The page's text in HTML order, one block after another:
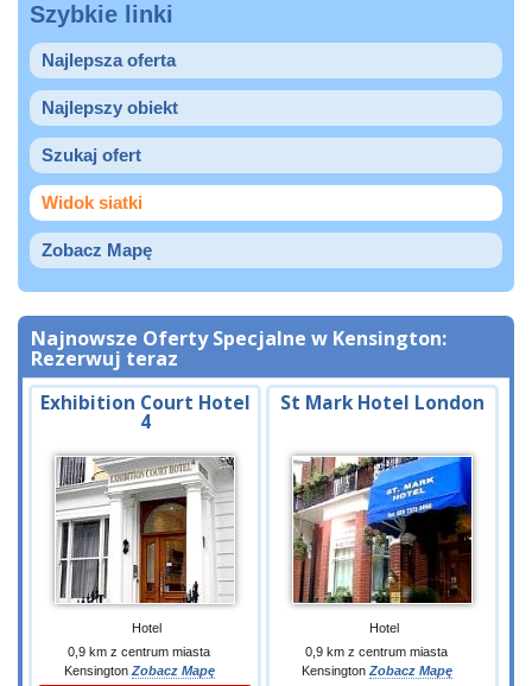
Szybkie linki
Najlepsza oferta
Najlepszy obiekt
Szukaj ofert
Widok siatki
Zobacz Mapę
Najnowsze Oferty Specjalne w Kensington:
Rezerwuj teraz
Exhibition Court Hotel
4
Hotel
0,9 km z centrum miasta
Kensington Zobacz Mapę
St Mark Hotel London
Hotel
0,9 km z centrum miasta
Kensington Zobacz Mapę